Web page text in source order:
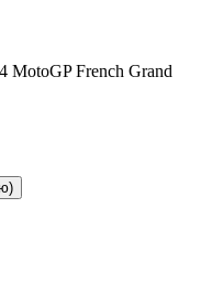
MotoGP French Grand